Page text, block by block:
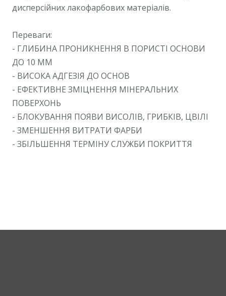
дисперсійних лакофарбових матеріалів.
Переваги:
- ГЛИБИНА ПРОНИКНЕННЯ В ПОРИСТІ ОСНОВИ
ДО 10 ММ
- ВИСОКА АДГЕЗІЯ ДО ОСНОВ
- ЕФЕКТИВНЕ ЗМІЦНЕННЯ МІНЕРАЛЬНИХ
ПОВЕРХОНЬ
- БЛОКУВАННЯ ПОЯВИ ВИСОЛІВ, ГРИБКІВ, ЦВІЛІ
- ЗМЕНШЕННЯ ВИТРАТИ ФАРБИ
- ЗБІЛЬШЕННЯ ТЕРМІНУ СЛУЖБИ ПОКРИТТЯ